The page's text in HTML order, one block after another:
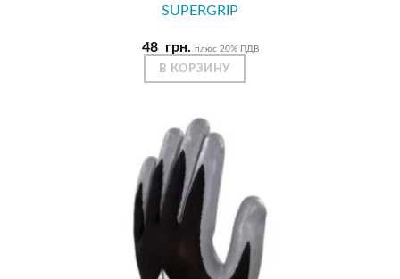
SUPERGRIP
48 грн. плюс 20% ПДВ
В КОРЗИНУ